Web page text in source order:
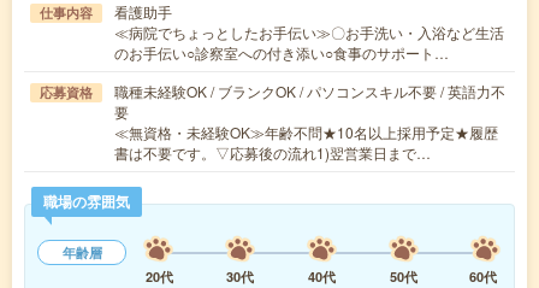
仕事内容
看護助手
≪病院でちょっとしたお手伝い≫〇お手洗い・入浴など生活
のお手伝い○診察室への付き添い○食事のサポート…
応募資格
職種未経験OK / ブランクOK / パソコンスキル不要 / 英語力不
要
≪無資格・未経験OK≫年齢不問★10名以上採用予定★履歴
書は不要です。▽応募後の流れ1)翌営業日まで…
職場の雰囲気
年齢層
20代
30代 40代 50代
60代